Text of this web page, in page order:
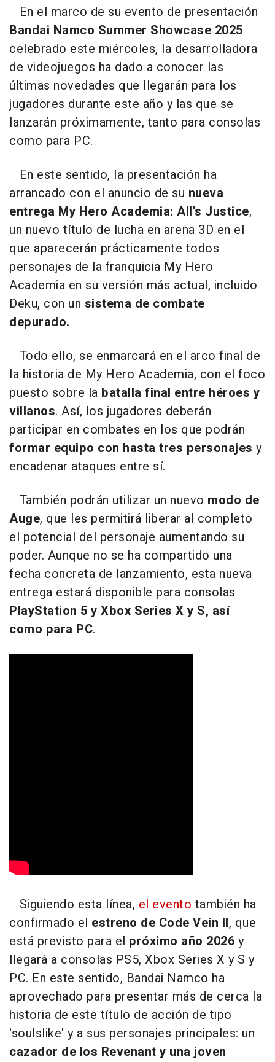
En el marco de su evento de presentación
Bandai Namco Summer Showcase 2025
celebrado este miércoles, la desarrolladora
de videojuegos ha dado a conocer las
últimas novedades que llegarán para los
jugadores durante este año y las que se
lanzarán próximamente, tanto para consolas
como para PC.
En este sentido, la presentación ha
arrancado con el anuncio de su nueva
entrega My Hero Academia: All's Justice,
un nuevo título de lucha en arena 3D en el
que aparecerán prácticamente todos
personajes de la franquicia My Hero
Academia en su versión más actual, incluido
Deku, con un sistema de combate
depurado.
Todo ello, se enmarcará en el arco final de
la historia de My Hero Academia, con el foco
puesto sobre la batalla final entre héroes y
villanos. Así, los jugadores deberán
participar en combates en los que podrán
formar equipo con hasta tres personajes y
encadenar ataques entre sí.
También podrán utilizar un nuevo modo de
Auge, que les permitirá liberar al completo
el potencial del personaje aumentando su
poder. Aunque no se ha compartido una
fecha concreta de lanzamiento, esta nueva
entrega estará disponible para consolas
PlayStation 5 y Xbox Series X y S, así
como para PC.
Siguiendo esta línea, el evento también ha
confirmado el estreno de Code Vein II, que
está previsto para el próximo año 2026 y
llegará a consolas PS5, Xbox Series X y S y
PC. En este sentido, Bandai Namco ha
aprovechado para presentar más de cerca la
historia de este título de acción de tipo
'soulslike' y a sus personajes principales: un
cazador de los Revenant y una joven